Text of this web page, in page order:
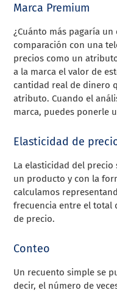
Marca Premium
¿Cuánto más pagaría
comparación con una
precios como un
a la marca el valor de
cantidad real de dinero
atributo. Cuando el
marca, puedes ponerle
Elasticidad de
La elasticidad del
un producto y con la
calculamos
frecuencia entre el total
de precio.
Conteo
Un recuento simple se
decir, el número de